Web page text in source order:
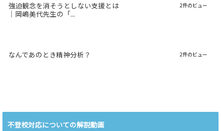
強迫観念を消そうとしない支援とは
｜岡嶋美代先生の「...
2件のビュー
なんであのとき精神分析？ 2件のビュー
不登校対応についての解説動画